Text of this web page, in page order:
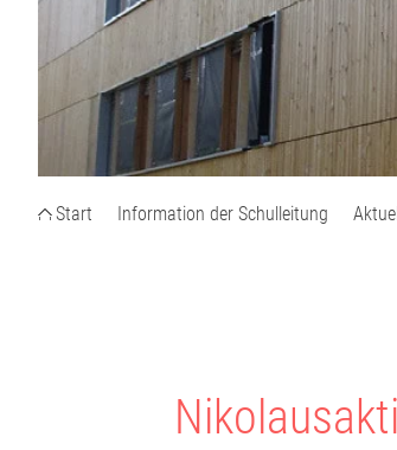
Start Information der Schulleitung